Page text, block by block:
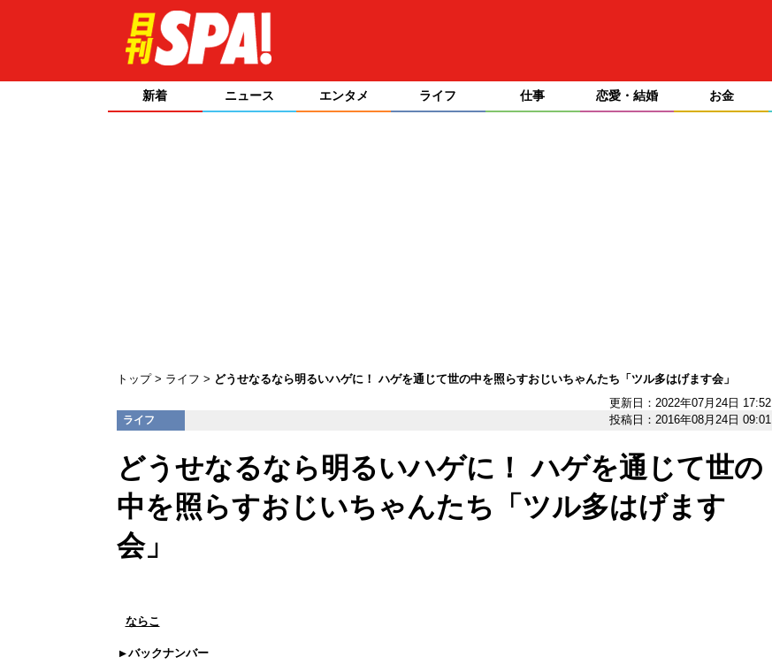
新着 ニュース エンタメ ライフ 仕事 恋愛・結婚 お金
トップ ライフ
どうせなるなら明るいハゲに！ ハゲを通じて世の中を照らすおじいちゃんたち「ツル多はげます会」
更新日：2022年07月24日 17:52
ライフ 投稿日：2016年08月24日 09:01
どうせなるなら明るいハゲに！ ハゲを通じて世の
中を照らすおじいちゃんたち「ツル多はげます
会」
ならこ
バックナンバー